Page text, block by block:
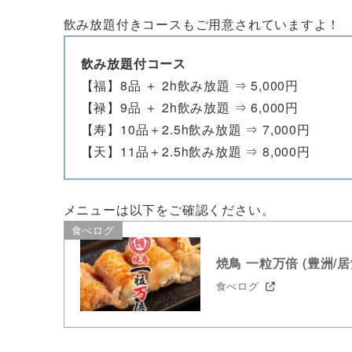
飲み放題付きコースもご用意されていますよ！
飲み放題付コース
【福】8品 ＋ 2h飲み放題 ⇒ 5,000円
【禄】9品 ＋ 2h飲み放題 ⇒ 6,000円
【寿】10品＋2.5h飲み放題 ⇒ 7,000円
【天】11品＋2.5h飲み放題 ⇒ 8,000円
メニューは以下をご確認ください。
食べログ
焼鳥 一粒万倍 (豊洲/
食べログ